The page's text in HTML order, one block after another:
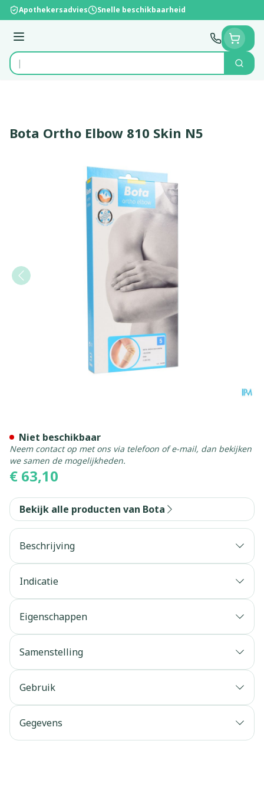
Ga naar de inhoud
Apothekersadvies Snelle beschikbaarheid
Menu
Product, merk, categorie...
Zoek
Bota Ortho Elbow 810 Skin N5
€ 63,10
Niet beschikbaar
Neem contact op met ons via telefoon of e-mail, dan bekijken
we samen de mogelijkheden.
Bekijk alle producten van Bota
Beschrijving
Indicatie
Eigenschappen
Samenstelling
Gebruik
Gegevens